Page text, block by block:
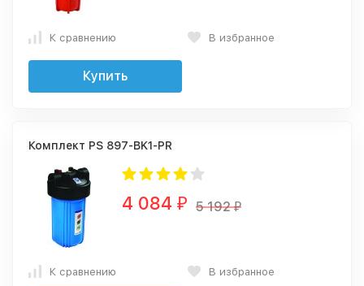
К сравнению В избранное
Купить
Комплект PS 897-BK1-PR
4 084 ₽ 5 192₽
К сравнению В избранное